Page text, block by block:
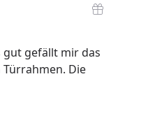
gut gefällt mir das
Die